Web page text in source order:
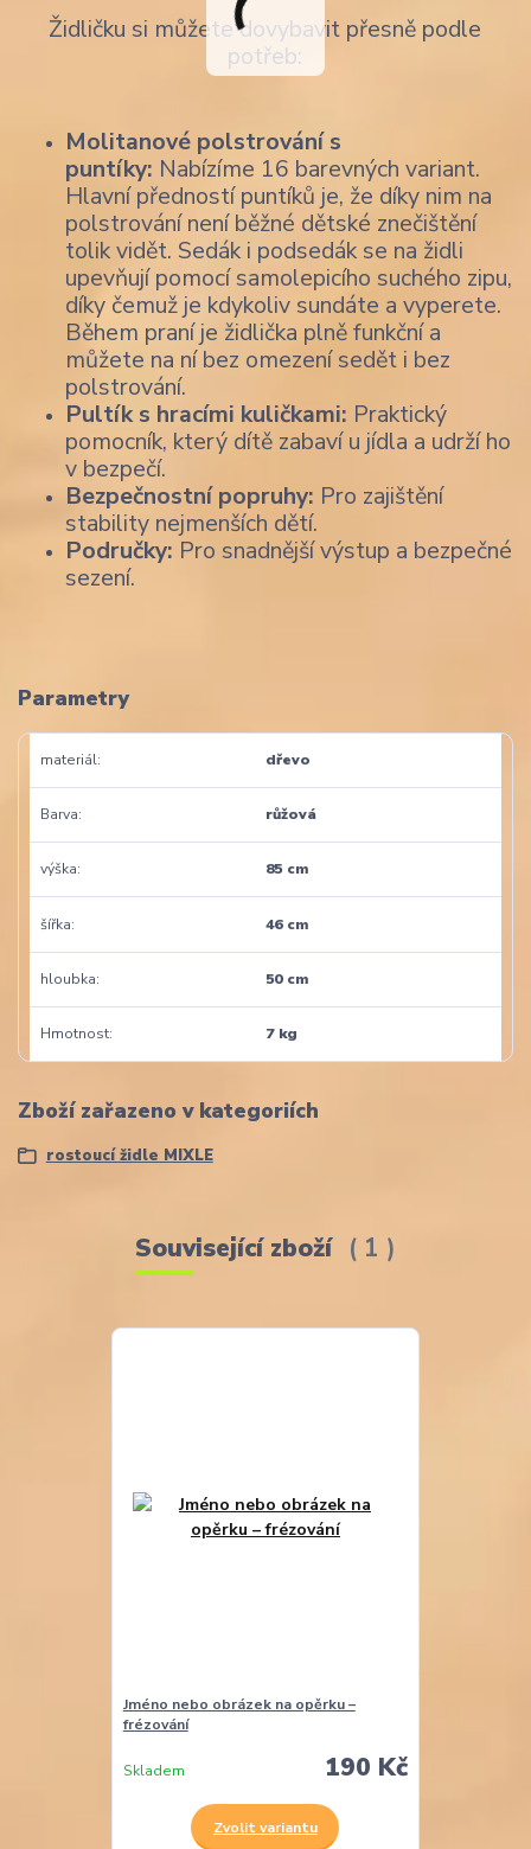
Židličku si můžete dovybavit přesně podle
potřeb:
Molitanové polstrování s
puntíky: Nabízíme 16 barevných variant.
Hlavní předností puntíků je, že díky nim na
polstrování není běžné dětské znečištění
tolik vidět. Sedák i podsedák se na židli
upevňují pomocí samolepicího suchého zipu,
díky čemuž je kdykoliv sundáte a vyperete.
Během praní je židlička plně funkční a
můžete na ní bez omezení sedět i bez
polstrování.
Pultík s hracími kuličkami: Praktický
pomocník, který dítě zabaví u jídla a udrží ho
v bezpečí.
Bezpečnostní popruhy: Pro zajištění
stability nejmenších dětí.
Područky: Pro snadnější výstup a bezpečné
sezení.
Parametry
materiál dřevo
Barva růžová
výška 85 cm
šířka 46 cm
hloubka 50 cm
Hmotnost 7 kg
Zboží zařazeno v kategoriích
rostoucí židle MIXLE
Související zboží 1
Jméno nebo obrázek na opěrku –
frézování
190 Kč
Skladem
Zvolit variantu